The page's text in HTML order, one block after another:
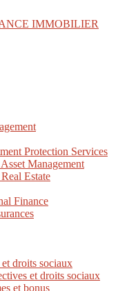
IMMOBILIER
Protection Services
Management
Estate
Finance
droits sociaux
et droits sociaux
et bonus